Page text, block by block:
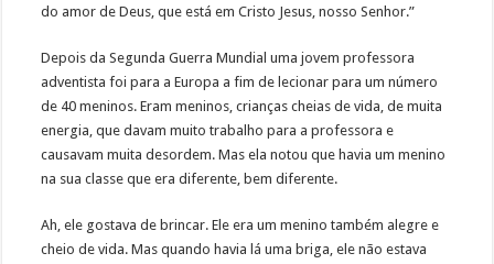
do amor de Deus, que está em Cristo Jesus, nosso Senhor.”
Depois da Segunda Guerra Mundial uma jovem professora
adventista foi para a Europa a fim de lecionar para um número
de 40 meninos. Eram meninos, crianças cheias de vida, de muita
energia, que davam muito trabalho para a professora e
causavam muita desordem. Mas ela notou que havia um menino
na sua classe que era diferente, bem diferente.
Ah, ele gostava de brincar. Ele era um menino também alegre e
cheio de vida. Mas quando havia lá uma briga, ele não estava